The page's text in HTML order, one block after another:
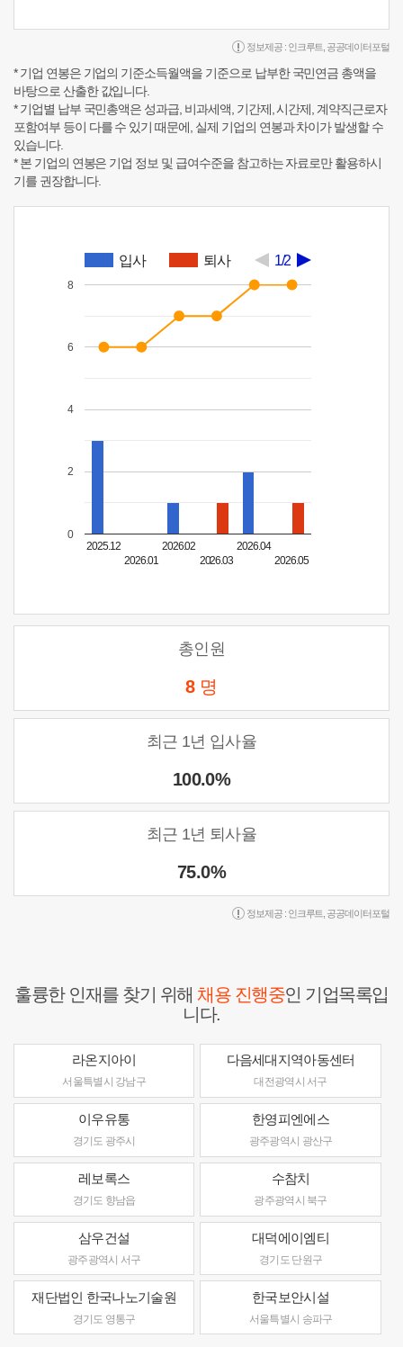
정보제공 : 인크루트 공공데이터포털
* 기업 연봉은 기업의 기준소득월액을 기준으로 납부한 국민연금 총액을
바탕으로 산출한 값입니다.
* 기업별 납부 국민총액은 성과급, 비과세액, 기간제, 시간제, 계약직근로자
포함여부 등이 다를 수 있기 때문에, 실제 기업의 연봉과 차이가 발생할 수
있습니다.
* 본 기업의 연봉은 기업 정보 및 급여수준을 참고하는 자료로만 활용하시
기를 권장합니다.
입사 퇴사 1/2
2025.12
2026.01
2026.02
2026.03
2026.04
2026.05
0
2
4
6
8
총인원
8 명
최근 1년 입사율
100.0%
최근 1년 퇴사율
75.0%
정보제공 : 인크루트 공공데이터포털
훌륭한 인재를 찾기 위해채용 진행중인 기업목록입
니다.
라온지아이
서울특별시 강남구
다음세대지역아동센터
대전광역시 서구
이우유통
경기도 광주시
한영피엔에스
광주광역시 광산구
레보록스
경기도 향남읍
수참치
광주광역시 북구
삼우건설
광주광역시 서구
대덕에이엠티
경기도 단원구
재단법인 한국나노기술원
경기도 영통구
한국보안시설
서울특별시 송파구